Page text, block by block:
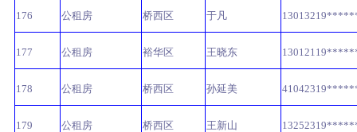
176 公租房 桥西区 于凡
177 公租房 裕华区 王晓东
178 公租房 桥西区 孙延美
179 公租房 桥西区 王新山